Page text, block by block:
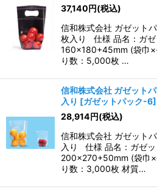
37,140円(税込)
信和株式会社 ガゼット
枚入り 仕様 品名：ガゼ
160×180+45mm (袋巾×
り数：5,000枚 …
信和株式会社 ガゼット
入り [ガゼットパック-6]
28,914円(税込)
信和株式会社 ガゼット
入り 仕様 品名：ガゼッ
200×270+50mm (袋巾×
り数：3,000枚 材質…